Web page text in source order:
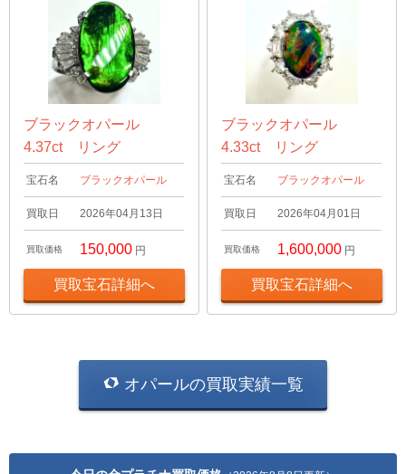
ブラックオパール
4.37ct リング
宝石名 ブラックオパール
買取日 2026年04月13日
買取価格 150,000 円
買取宝石詳細へ
ブラックオパール
4.33ct リング
宝石名 ブラックオパール
買取日 2026年04月01日
買取価格 1,600,000 円
買取宝石詳細へ
オパールの買取実績一覧